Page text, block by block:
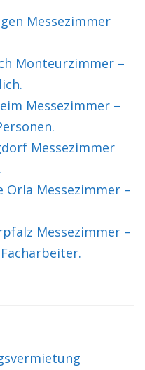
Messezimmer
Monteurzimmer –
Messezimmer –
Messezimmer
Orla Messezimmer –
Messezimmer –